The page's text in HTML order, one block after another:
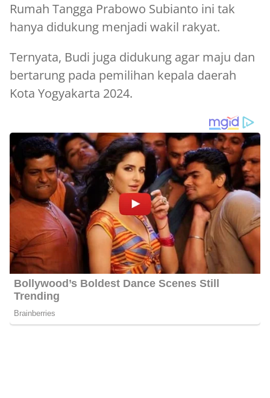
Rumah Tangga Prabowo Subianto ini tak
hanya didukung menjadi wakil rakyat.
Ternyata, Budi juga didukung agar maju dan
bertarung pada pemilihan kepala daerah
Kota Yogyakarta 2024.